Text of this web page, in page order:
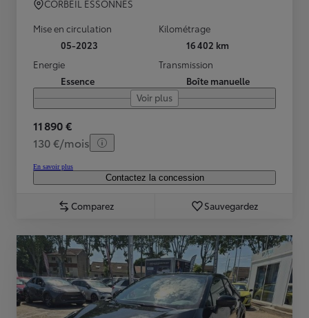
CORBEIL ESSONNES
Mise en circulation
05-2023
Kilométrage
16 402 km
Energie
Essence
Transmission
Boîte manuelle
Voir plus
11 890 €
130 €/mois
En savoir plus
Contactez la concession
Comparez Sauvegardez